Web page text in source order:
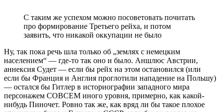
С таким же успехом можно посоветовать почитать
про формирование Третьего рейха, и потом
заявить, что никакой оккупации не было
Ну, так пока речь шла только об „землях с немецким
населением“ — где-то так оно и было. Аншлюс Австрии,
аннексия Судет — если бы рейх на этом остановился (или
если бы Франция и Англия проглотили нападение на Польшу)
— остался бы Гитлер в историографии западного мира
персонажем СОВСЕМ иного уровня, примерно, как какой-
нибудь Пиночет. Ровно так же, как вряд ли бы такое плохое